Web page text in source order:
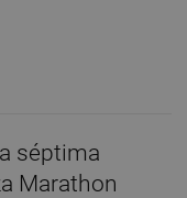
séptima
Marathon